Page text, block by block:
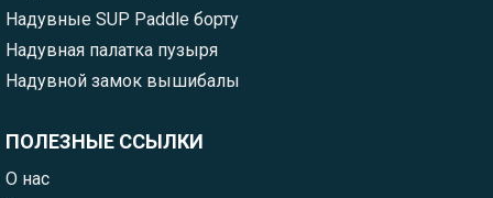
Надувные SUP Paddle борту
Надувная палатка пузыря
Надувной замок вышибалы
ПОЛЕЗНЫЕ ССЫЛКИ
О нас